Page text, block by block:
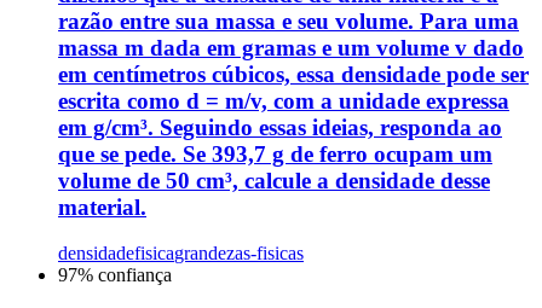
razão entre sua massa e seu volume. Para uma
massa m dada em gramas e um volume v dado
em centímetros cúbicos, essa densidade pode ser
escrita como d = m/v, com a unidade expressa
em g/cm³. Seguindo essas ideias, responda ao
que se pede. Se 393,7 g de ferro ocupam um
volume de 50 cm³, calcule a densidade desse
material.
densidadefisicagrandezas-fisicas
97% confiança